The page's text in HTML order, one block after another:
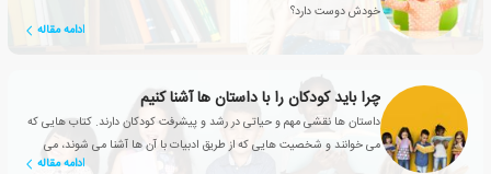
خودش دوست دارد؟
ادامه مقاله
چرا باید کودکان را با داستان ها آشنا کنیم
داستان ها نقشی مهم و حیاتی در رشد و پیشرفت کودکان دارند. کتاب هایی که
می خوانند و شخصیت هایی که از طریق ادبیات با آن ها آشنا می شوند، می
ادامه مقاله